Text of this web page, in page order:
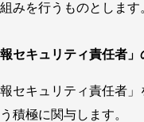
みを行うものとしま
セキュリティ責任者」
セキュリティ責任者
積極に関与します。